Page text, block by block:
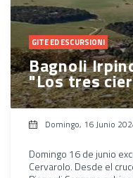
GITE ED ESCURSIONI
Bagnoli
"Los tres
Domingo, 16 Junio
Domingo 16 de junio
Cervarolo. Desde el